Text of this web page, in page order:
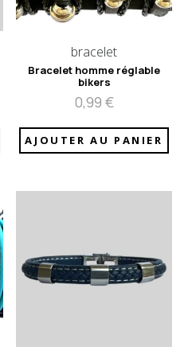
bracelet
Bracelet homme réglable
bikers
0,99€
AJOUTER AU PANIER